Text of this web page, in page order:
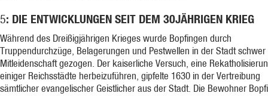
5: DIE ENTWICKLUNGEN SEIT DEM 30JÄHRIGEN KRIEG
Während des Dreißigjährigen Krieges wurde Bopfingen durch
Truppendurchzüge, Belagerungen und Pestwellen in der Stadt schwer
Mitleidenschaft gezogen. Der kaiserliche Versuch, eine
einiger Reichsstädte herbeizuführen, gipfelte 1630 in der Vertreibung
sämtlicher evangelischer Geistlicher aus der Stadt. Die Bewohner